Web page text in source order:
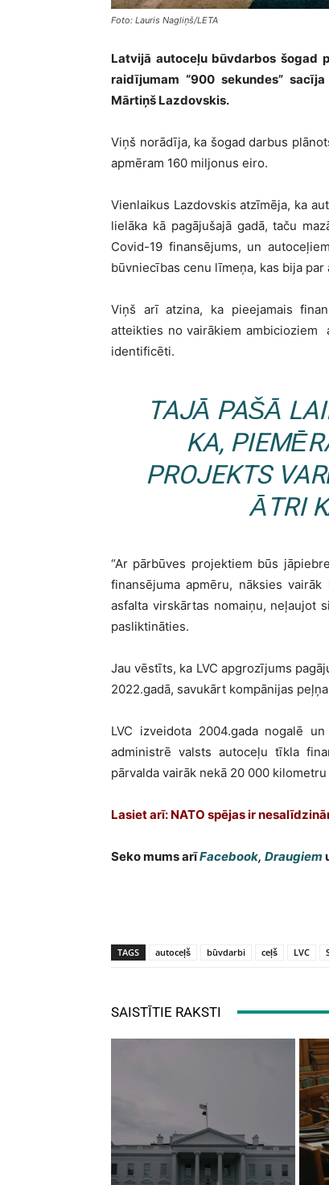
Foto: Lauris Nagliņš/LETA
Latvijā autoceļu būvdarbos šogad
raidījumam “900 sekundes”
Mārtiņš Lazdovskis.
Viņš norādīja, ka šogad darbus
apmēram 160 miljonus eiro.
Vienlaikus Lazdovskis atzīmēja, ka
lielāka kā pagājušajā gadā, taču
Covid-19 finansējums, un
būvniecības cenu līmeņa, kas bija
Viņš arī atzina, ka pieejamais
atteikties no vairākiem ambicioziem
identificēti.
TAJĀ PAŠĀ
KA,
PROJEKTS
ĀTRI
“Ar pārbūves projektiem būs
finansējuma apmēru, nāksies
asfalta virskārtas nomaiņu, neļaujot
pasliktināties.
Jau vēstīts, ka LVC apgrozījums
2022.gadā, savukārt kompānijas
LVC izveidota 2004.gada nogalē
administrē valsts autoceļu tīkla
pārvalda vairāk nekā 20 000
Lasiet arī: NATO spējas ir
Seko mums arīFacebook, Draugiem
TAGS autoceļš būvdarbi ceļš LVC
SAISTĪTIE RAKSTI